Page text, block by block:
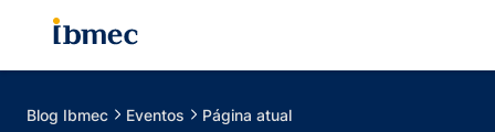
Blog Ibmec Eventos Página atual